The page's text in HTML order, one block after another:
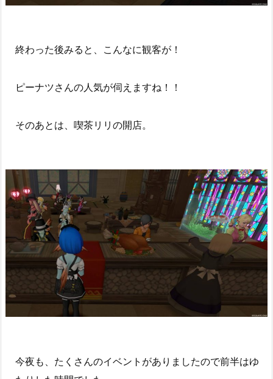
終わった後みると、こんなに観客が！
ピーナツさんの人気が伺えますね！！
そのあとは、喫茶リリの開店。
今夜も、たくさんのイベントがありましたので前半はゆ